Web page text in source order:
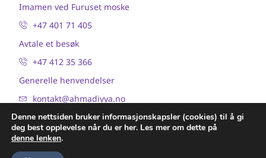
Imamen ved Furuset moske
+47 401 71 405
Avtale et besøk
+47 412 35 366
Generelle henvendelser
kontakt@ahmadiyya.no
furusetmoske.no © Opphavsrettslig beskyttet
Denne nettsiden bruker informasjonskapsler (cookies) til å gi
deg best opplevelse når du er her. Les mer om dette på
denne lenken.